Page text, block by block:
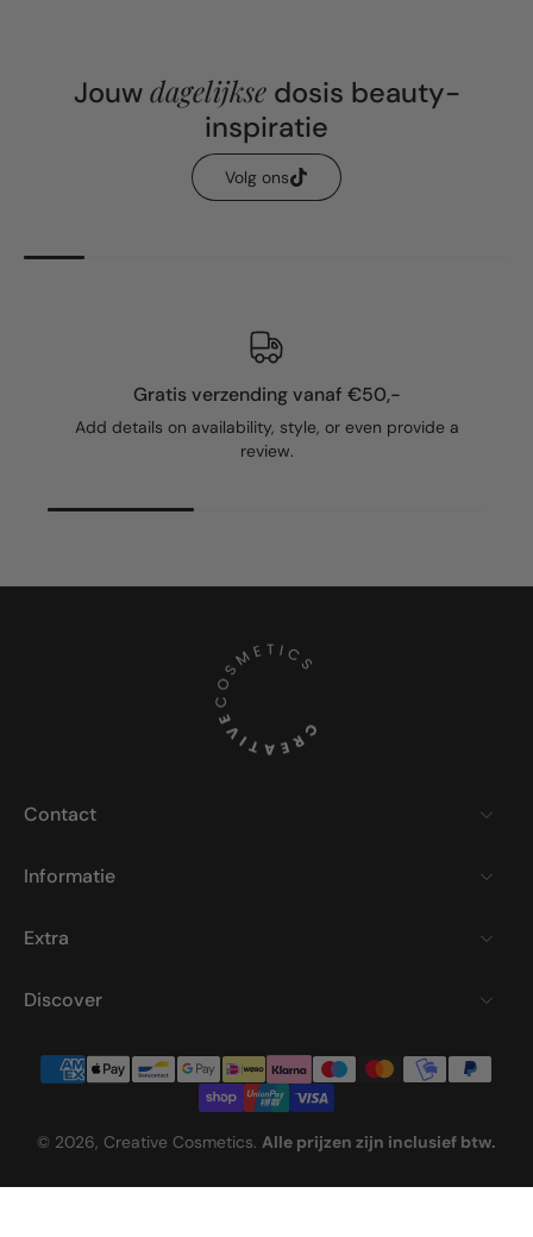
Jouwdagelijksedosis beauty-
inspiratie
Volg ons
Gratis verzending vanaf €50,-
Add details on availability, style, or even provide a
review.
Contact
Informatie
Extra
Discover
© 2026, Creative Cosmetics. Alle prijzen zijn inclusief btw.